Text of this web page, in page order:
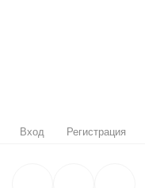
Вход Регистрация